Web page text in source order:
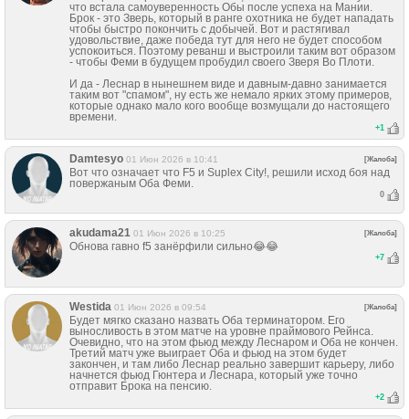
что встала самоуверенность Обы после успеха на Мании.
Брок - это Зверь, который в ранге охотника не будет нападать
чтобы быстро покончить с добычей. Вот и растягивал
удовольствие, даже победа тут для него не будет способом
успокоиться. Поэтому реванш и выстроили таким вот образом
- чтобы Феми в будущем пробудил своего Зверя Во Плоти.
И да - Леснар в нынешнем виде и давным-давно занимается
таким вот "спамом", ну есть же немало ярких этому примеров,
которые однако мало кого вообще возмущали до настоящего
времени.
+1
Damtesyo 01 Июн 2026 в 10:41 [Жалоба]
Вот что означает что F5 и Suplex City!, решили исход боя над
повержаным Оба Феми.
0
akudama21 01 Июн 2026 в 10:25 [Жалоба]
Обнова гавно f5 занёрфили сильно😂😂
+7
Westida 01 Июн 2026 в 09:54 [Жалоба]
Будет мягко сказано назвать Оба терминатором. Его
выносливость в этом матче на уровне праймового Рейнса.
Очевидно, что на этом фьюд между Леснаром и Оба не кончен.
Третий матч уже выиграет Оба и фьюд на этом будет
закончен, и там либо Леснар реально завершит карьеру, либо
начнется фьюд Гюнтера и Леснара, который уже точно
отправит Брока на пенсию.
+2